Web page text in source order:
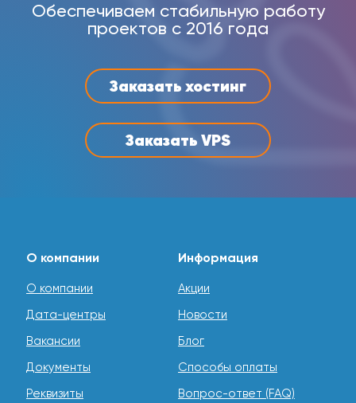
Заказать хостинг
Заказать VPS
Обеспечиваем стабильную работу
проектов с 2016 года
О компании
О компании
Дата-центры
Вакансии
Документы
Реквизиты
Информация
Акции
Новости
Блог
Способы оплаты
Вопрос-ответ (FAQ)